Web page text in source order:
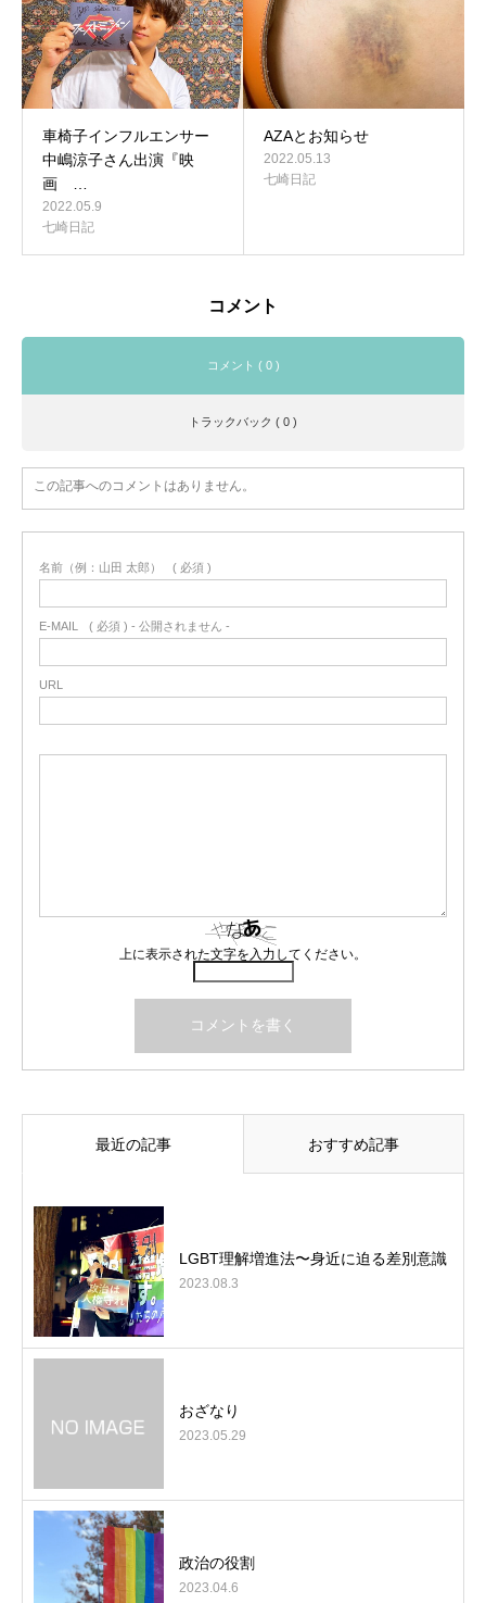
車椅子インフルエンサー
中嶋涼子さん出演『映
画 …
2022.05.9
七崎日記
AZAとお知らせ
2022.05.13
七崎日記
コメント
コメント ( 0 )
トラックバック ( 0 )
この記事へのコメントはありません。
名前（例：山田 太郎） ( 必須 )
E-MAIL ( 必須 ) - 公開されません -
URL
上に表示された文字を入力してください。
最近の記事 おすすめ記事
LGBT理解増進法〜身近に迫る差別意識
2023.08.3
おざなり
2023.05.29
政治の役割
2023.04.6